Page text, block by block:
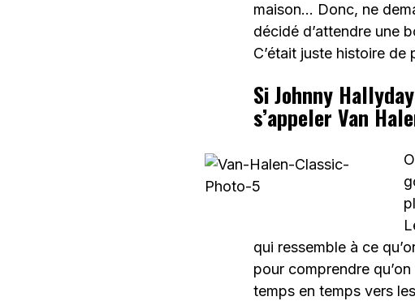
maison… Donc, ne
décidé d’attendre une
C’était juste histoire de
Si Johnny
s’appeler Van
qui ressemble à ce
pour comprendre
temps en temps vers